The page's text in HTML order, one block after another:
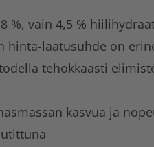
%, vain 4,5 %
hinta-laatusuhde on
tehokkaasti
kasvua ja